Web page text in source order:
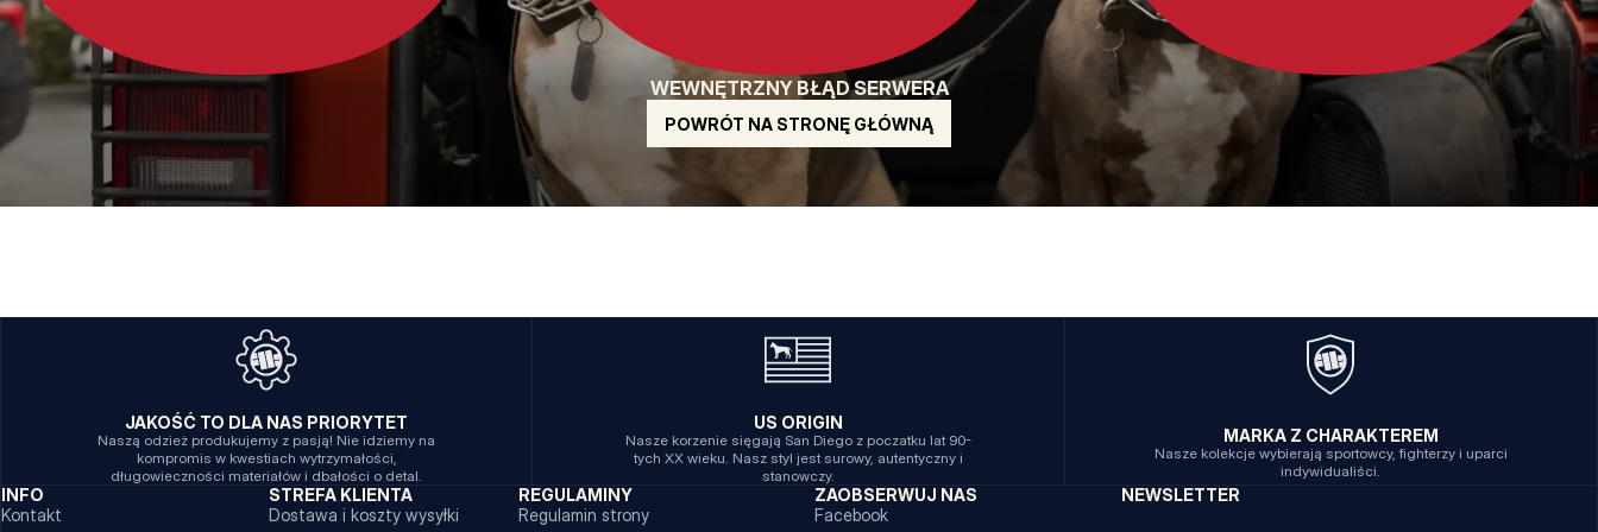
WEWNĘTRZNY BŁĄD SERWERA
POWRÓT NA STRONĘ GŁÓWNĄ
JAKOŚĆ TO DLA NAS PRIORYTET
Naszą odzież produkujemy z pasją! Nie idziemy na
kompromis w kwestiach wytrzymałości,
długowieczności materiałów i dbałości o detal.
US ORIGIN
Nasze korzenie sięgają San Diego z poczatku lat 90-
tych XX wieku. Nasz styl jest surowy, autentyczny i
stanowczy.
MARKA Z CHARAKTEREM
Nasze kolekcje wybierają sportowcy, fighterzy i uparci
indywidualiści.
INFO
Kontakt
STREFA KLIENTA
Dostawa i koszty wysyłki
REGULAMINY
Regulamin strony
ZAOBSERWUJ NAS
Facebook
NEWSLETTER